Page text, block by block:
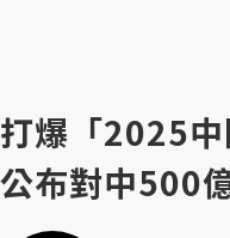
打爆「2025
公布對中500